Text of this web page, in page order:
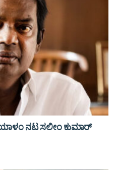
ನಟ ಸಲೀಂ ಕುಮಾರ್